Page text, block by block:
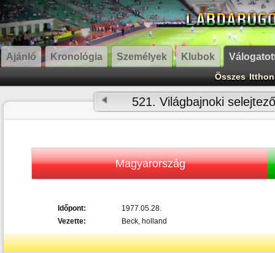
Ajánló Kronológia Személyek Klubok
Összes Itthon
521. Világbajnoki
Magyarország
Időpont:
1977.05.28.
Vezette:
Beck, holland